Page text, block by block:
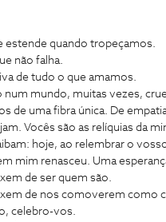
estende quando tropeçamos.
não falha.
de tudo o que amamos.
num mundo, muitas vezes,
de uma fibra única. De
Vocês são as relíquias da
hoje, ao relembrar o
mim renasceu. Uma
de ser quem são.
de nos comoverem como
celebro-vos.